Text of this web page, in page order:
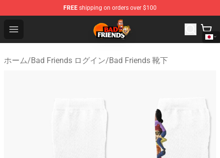
FREE shipping on orders over $100
Open menu
Bad Friends Shop - Official Bad Friends Merchandise
ホーム/Bad Friends ログイン/Bad Friends 靴下